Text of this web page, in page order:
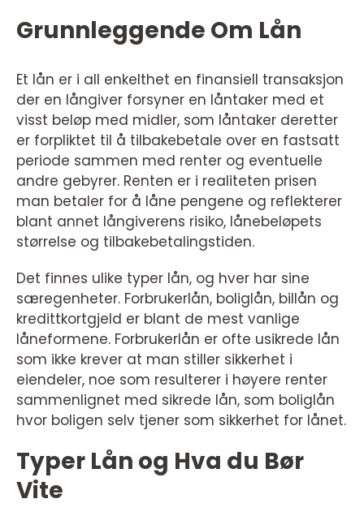
Grunnleggende Om Lån
Et lån er i all enkelthet en finansiell transaksjon
der en långiver forsyner en låntaker med et
visst beløp med midler, som låntaker deretter
er forpliktet til å tilbakebetale over en fastsatt
periode sammen med renter og eventuelle
andre gebyrer. Renten er i realiteten prisen
man betaler for å låne pengene og reflekterer
blant annet långiverens risiko, lånebeløpets
størrelse og tilbakebetalingstiden.
Det finnes ulike typer lån, og hver har sine
særegenheter. Forbrukerlån, boliglån, billån og
kredittkortgjeld er blant de mest vanlige
låneformene. Forbrukerlån er ofte usikrede lån
som ikke krever at man stiller sikkerhet i
eiendeler, noe som resulterer i høyere renter
sammenlignet med sikrede lån, som boliglån
hvor boligen selv tjener som sikkerhet for lånet.
Typer Lån og Hva du Bør
Vite